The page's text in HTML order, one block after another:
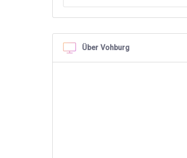
Über Vohburg